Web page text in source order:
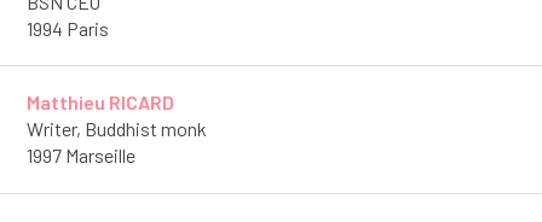
1994 Paris
Matthieu RICARD
Writer, Buddhist monk
1997 Marseille